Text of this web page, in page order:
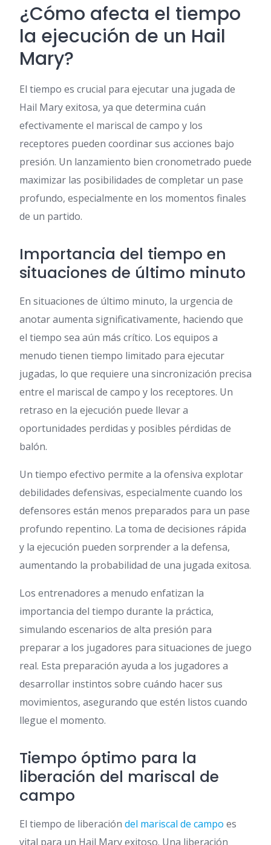
¿Cómo afecta el tiempo
la ejecución de un Hail
Mary?
El tiempo es crucial para ejecutar una jugada de
Hail Mary exitosa, ya que determina cuán
efectivamente el mariscal de campo y los
receptores pueden coordinar sus acciones bajo
presión. Un lanzamiento bien cronometrado puede
maximizar las posibilidades de completar un pase
profundo, especialmente en los momentos finales
de un partido.
Importancia del tiempo en
situaciones de último minuto
En situaciones de último minuto, la urgencia de
anotar aumenta significativamente, haciendo que
el tiempo sea aún más crítico. Los equipos a
menudo tienen tiempo limitado para ejecutar
jugadas, lo que requiere una sincronización precisa
entre el mariscal de campo y los receptores. Un
retraso en la ejecución puede llevar a
oportunidades perdidas y posibles pérdidas de
balón.
Un tiempo efectivo permite a la ofensiva explotar
debilidades defensivas, especialmente cuando los
defensores están menos preparados para un pase
profundo repentino. La toma de decisiones rápida
y la ejecución pueden sorprender a la defensa,
aumentando la probabilidad de una jugada exitosa.
Los entrenadores a menudo enfatizan la
importancia del tiempo durante la práctica,
simulando escenarios de alta presión para
preparar a los jugadores para situaciones de juego
real. Esta preparación ayuda a los jugadores a
desarrollar instintos sobre cuándo hacer sus
movimientos, asegurando que estén listos cuando
llegue el momento.
Tiempo óptimo para la
liberación del mariscal de
campo
El tiempo de liberación del mariscal de campo es
vital para un Hail Mary exitoso. Una liberación